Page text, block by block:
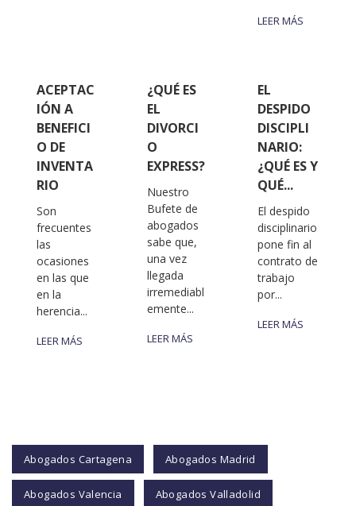
LEER MÁS
ACEPTAC
IÓN A
BENEFICI
O DE
INVENTA
RIO
Son
frecuentes
las
ocasiones
en las que
en la
herencia...
LEER MÁS
¿QUÉ ES
EL
DIVORCI
O
EXPRESS?
Nuestro
Bufete de
abogados
sabe que,
una vez
llegada
irremediabl
emente...
LEER MÁS
EL
DESPIDO
DISCIPLI
NARIO:
¿QUÉ ES Y
QUÉ...
El despido
disciplinario
pone fin al
contrato de
trabajo
por...
LEER MÁS
Abogados Cartagena Abogados Madrid
Abogados Valencia Abogados Valladolid